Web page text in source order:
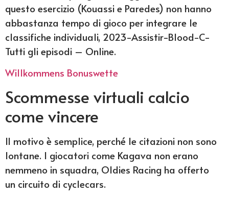
questo esercizio (Kouassi e Paredes) non hanno
abbastanza tempo di gioco per integrare le
classifiche individuali, 2023-Assistir-Blood-C-
Tutti gli episodi – Online.
Willkommens Bonuswette
Scommesse virtuali calcio
come vincere
Il motivo è semplice, perché le citazioni non sono
lontane. I giocatori come Kagava non erano
nemmeno in squadra, Oldies Racing ha offerto
un circuito di cyclecars.